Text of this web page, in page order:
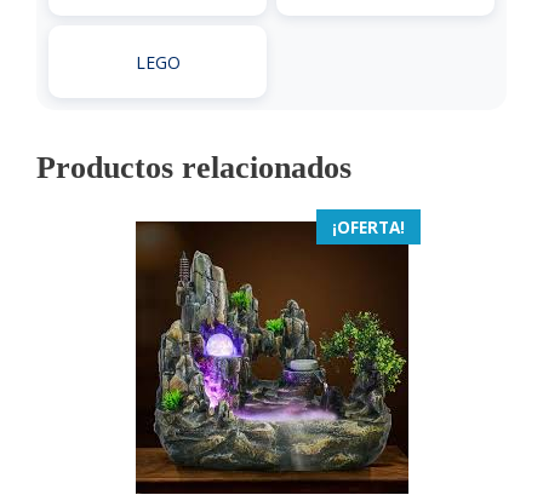
LEGO
Productos relacionados
¡OFERTA!